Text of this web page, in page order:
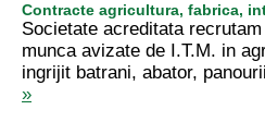
Contracte agricultura, fabrica,
Societate acreditata
munca avizate de I.T.M. in
ingrijit batrani, abator,
»